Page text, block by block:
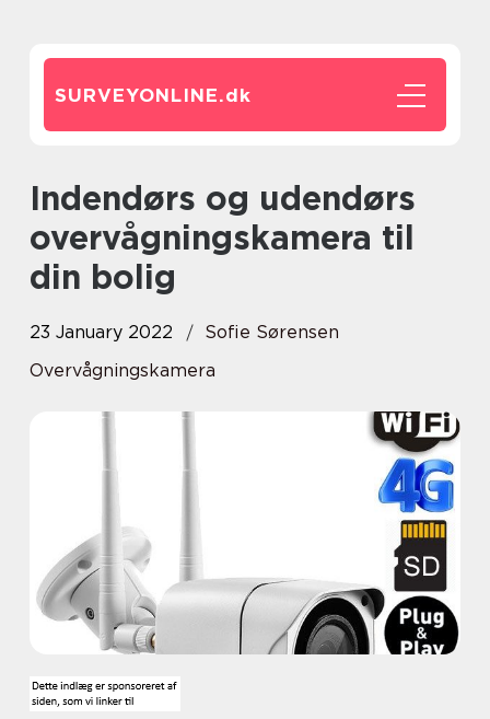
SURVEYONLINE.dk
Indendørs og udendørs
overvågningskamera til
din bolig
23 January 2022
Sofie Sørensen
Overvågningskamera